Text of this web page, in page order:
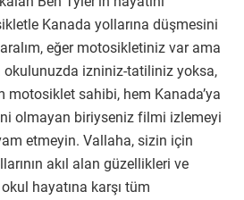
Kanada yollarına düşmesini
eğer motosikletiniz var ama
okulunuzda izniniz-tatiliniz yoksa,
sahibi, hem Kanada’ya
olmayan biriyseniz filmi izlemeyi
etmeyin. Vallaha, sizin için
akıl alan güzellikleri ve
hayatına karşı tüm